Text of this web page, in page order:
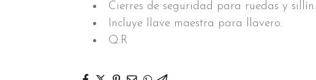
Cierres de seguridad para ruedas y sillín.
Incluye llave maestra para llavero.
Q.R